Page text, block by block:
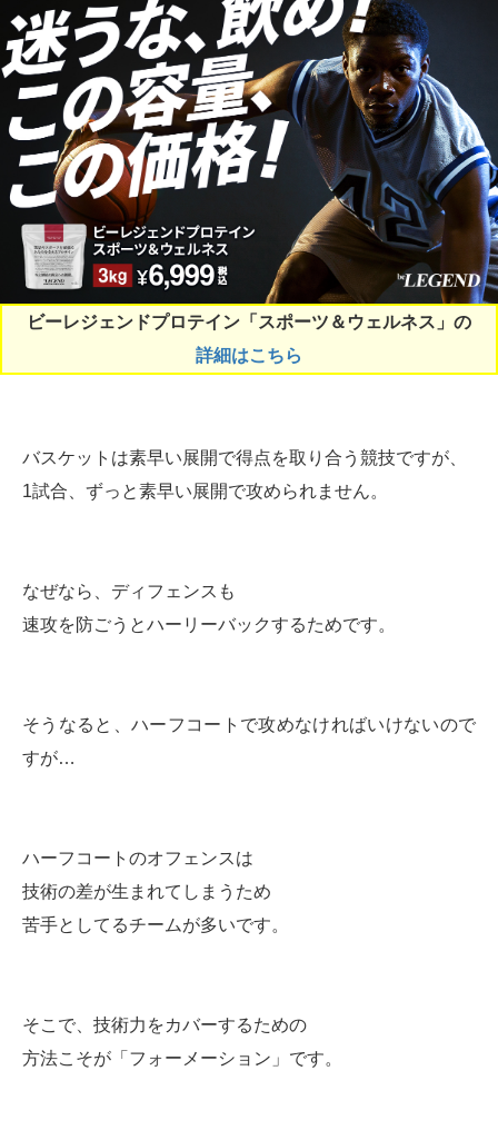
ビーレジェンドプロテイン「スポーツ＆ウェルネス」の
詳細はこちら
バスケットは素早い展開で得点を取り合う競技ですが、
1試合、ずっと素早い展開で攻められません。
なぜなら、ディフェンスも
速攻を防ごうとハーリーバックするためです。
そうなると、ハーフコートで攻めなければいけないので
すが…
ハーフコートのオフェンスは
技術の差が生まれてしまうため
苦手としてるチームが多いです。
そこで、技術力をカバーするための
方法こそが「フォーメーション」です。